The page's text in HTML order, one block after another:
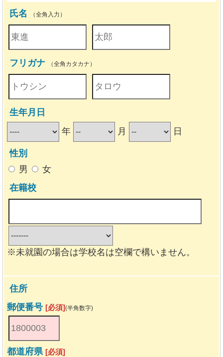
氏名 （全角入力）
フリガナ （全角カタカナ）
生年月日
年
月 日
性別
男
女
在籍校
※未就園の場合は学校名は空欄で構いません。
住所
郵便番号 [必須](半角数字)
都道府県 [必須]